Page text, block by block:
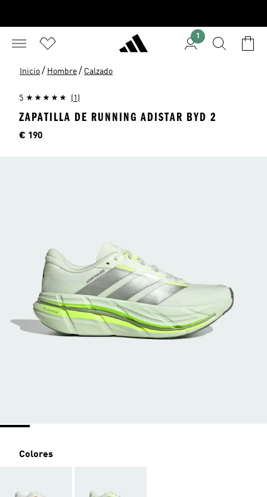
1
Inicio / Hombre / Calzado
5 (1)
ZAPATILLA DE RUNNING ADISTAR BYD 2
Precio
€ 190
Colores